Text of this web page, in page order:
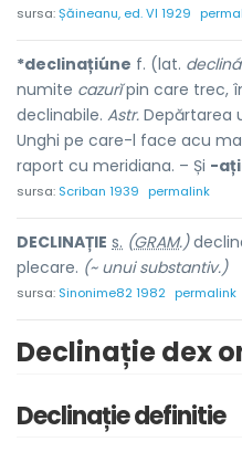
sursa:Șăineanu, ed. VI 1929
*declinațiúne f. (lat.
numite cazurĭpin care trec,
declinabile. Astr. Depărtarea
Unghi pe care-l face acu
raport cu meridiana. – Și -
sursa: Scriban 1939 permalink
DECLINAȚIE s. (GRAM.)
plecare. (~ unui substantiv.)
sursa: Sinonime82 1982 permalink
Declinație dex
Declinație definitie